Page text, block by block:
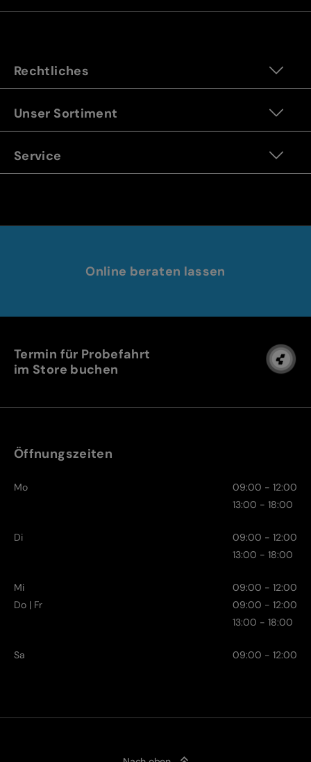
Rechtliches
Unser Sortiment
Service
Online beraten lassen
Termin für Probefahrt
im Store buchen
Öffnungszeiten
Mo
09:00 - 12:00
13:00 - 18:00
Di
09:00 - 12:00
13:00 - 18:00
Mi
09:00 - 12:00
Do | Fr
09:00 - 12:00
13:00 - 18:00
Sa 09:00 - 12:00